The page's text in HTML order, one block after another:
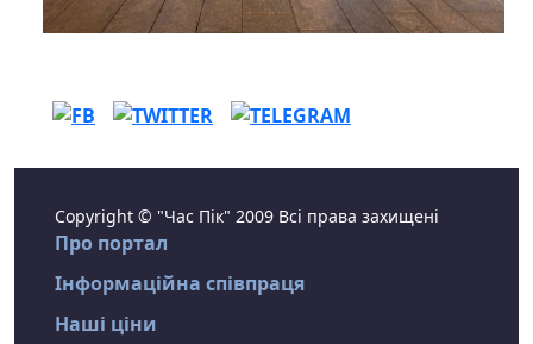
Copyright © "Час Пік" 2009 Всі права захищені
Про портал
Інформаційна співпраця
Наші ціни